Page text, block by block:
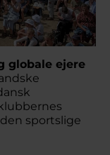
globale ejere
sportslige